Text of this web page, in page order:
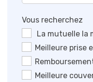
Vous recherchez
La mutuelle la
Meilleure prise
Meilleure